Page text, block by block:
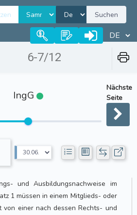
Suchen
6-7/12
IngG
Nächste
Seite
und Ausbildungsnachweise im
1 müssen in einem Mitglieds- oder
von einer nach dessen Rechts- und